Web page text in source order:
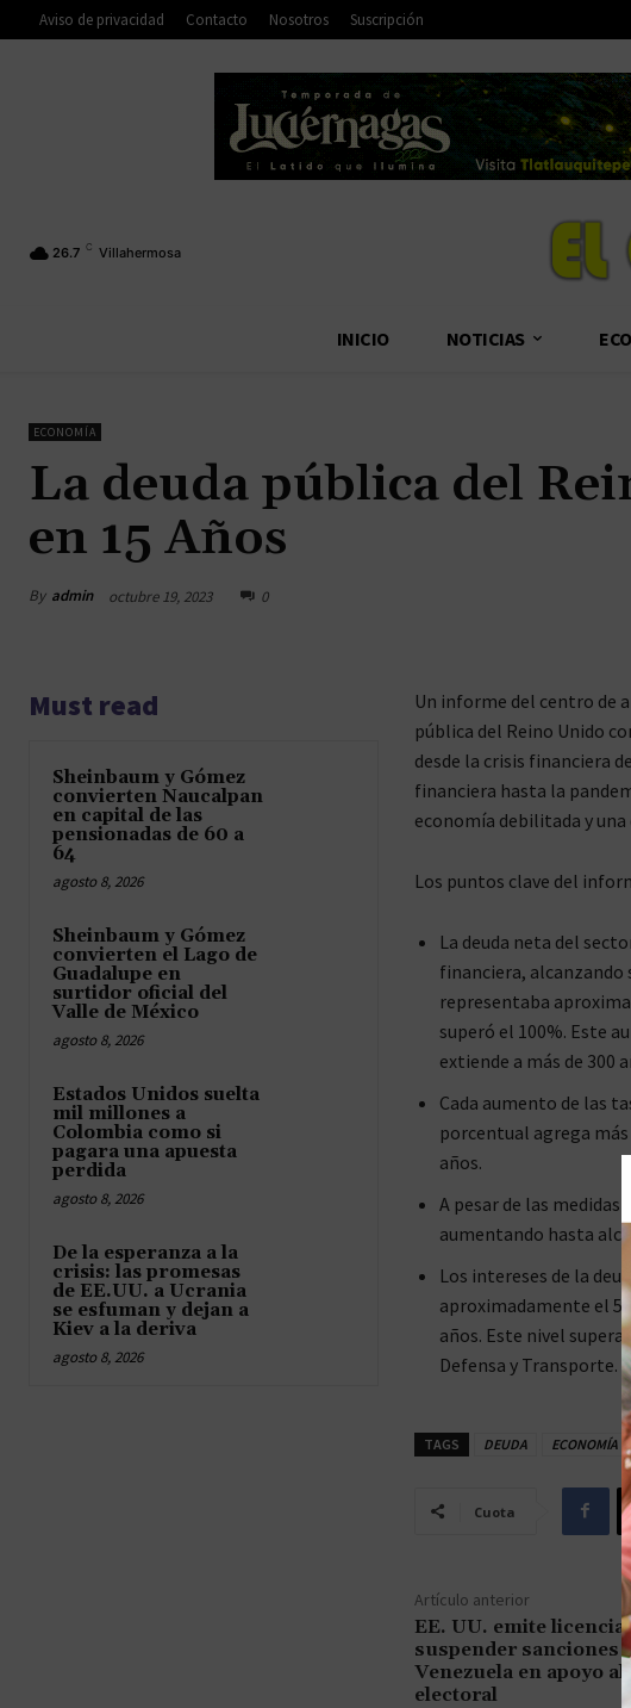
Aviso de privacidad Contacto Nosotros Suscripción
26.7 C Villahermosa
INICIO NOTICIAS
ECONOMÍA
La deuda pública del
en 15 Años
By admin octubre 19, 2023 0
Must read
Sheinbaum y Gómez
convierten Naucalpan
en capital de las
pensionadas de 60 a
64
agosto 8, 2026
Sheinbaum y Gómez
convierten el Lago de
Guadalupe en
surtidor oficial del
Valle de México
agosto 8, 2026
Estados Unidos suelta
mil millones a
Colombia como si
pagara una apuesta
perdida
agosto 8, 2026
De la esperanza a la
crisis: las promesas
de EE.UU. a Ucrania
se esfuman y dejan a
Kiev a la deriva
agosto 8, 2026
Un informe del centro de
pública del Reino Unido
desde la crisis financiera
financiera hasta la
economía debilitada y
Los puntos clave del
La deuda neta del
financiera, alcanzando
representaba
superó el 100%. Este
extiende a más de 300
Cada aumento de las
porcentual agrega
años.
A pesar de las
aumentando hasta
Los intereses de la
aproximadamente el
años. Este nivel
Defensa y Transporte.
TAGS DEUDA ECONOMÍA
Cuota
Artículo anterior
EE. UU. emite
suspender sanciones
Venezuela en apoyo
electoral